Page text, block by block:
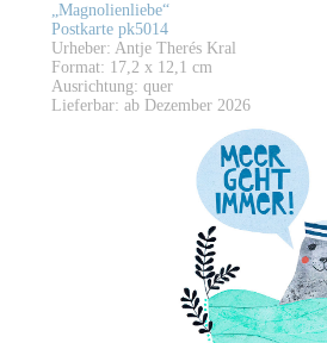
„Magnolienliebe“
Postkarte pk5014
Urheber: Antje Therés Kral
Format: 17,2 x 12,1 cm
Ausrichtung: quer
Lieferbar: ab Dezember 2026